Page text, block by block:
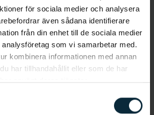
för sociala medier och analysera
även sådana identifierare
från din enhet till de sociala medier
som vi samarbetar med.
kombinera informationen med annan
har tillhandahållit eller som de har
använt deras tjänster.